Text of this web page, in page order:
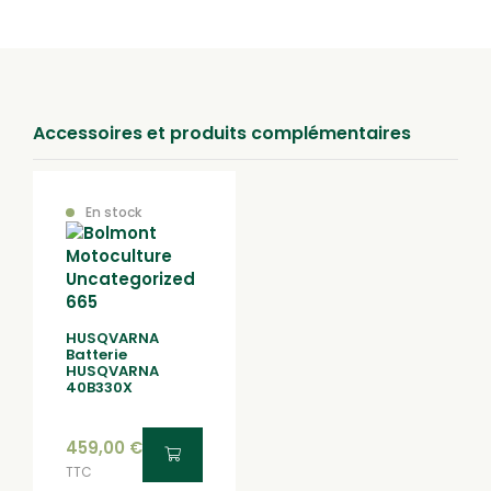
Accessoires et produits complémentaires
En stock
HUSQVARNA
Batterie
HUSQVARNA
40B330X
459,00 €
TTC